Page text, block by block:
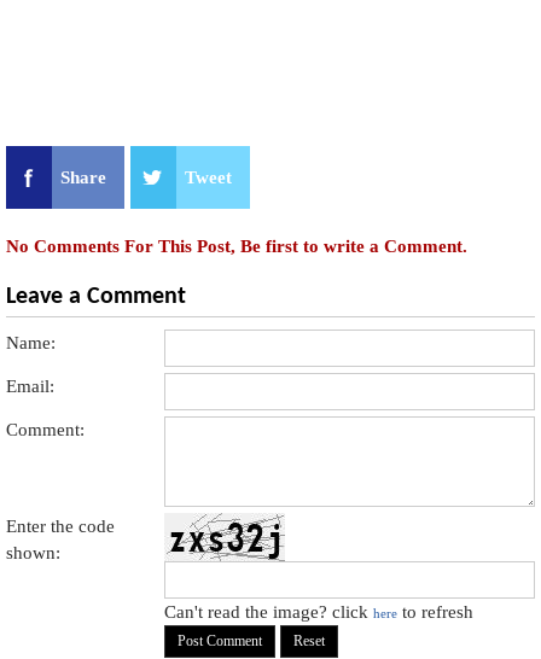
Share Tweet
No Comments For This Post, Be first to write a Comment.
Leave a Comment
Name:
Email:
Comment:
Enter the code
shown:
Can't read the image? clickhere to refresh